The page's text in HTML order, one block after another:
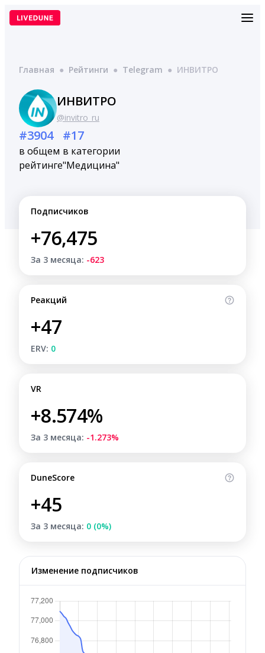
Перейти
Главная ● Рейтинги ● Telegram ● ИНВИТРО
ИНВИТРО
@invitro_ru
#3904
в общем
рейтинге
#17
в категории
"Медицина"
Подписчиков
+76,475
За 3 месяца: -623
Реакций
+47
ERV: 0
VR
+8.574%
За 3 месяца: -1.273%
DuneScore
+45
За 3 месяца: 0 (0%)
Изменение подписчиков